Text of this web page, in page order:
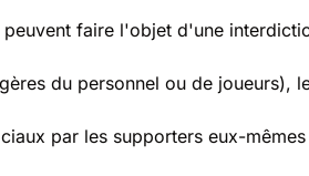
faire l'objet d'une
du personnel ou de joueurs),
par les supporters eux-